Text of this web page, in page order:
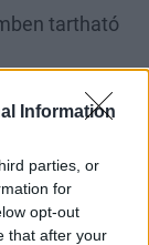
Information
parties, or
for
opt-out
that after your
tartható